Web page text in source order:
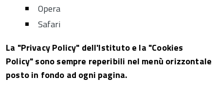
Opera
Safari
La "Privacy Policy" dell'Istituto e la "Cookies
Policy" sono sempre reperibili nel menù orizzontale
posto in fondo ad ogni pagina.